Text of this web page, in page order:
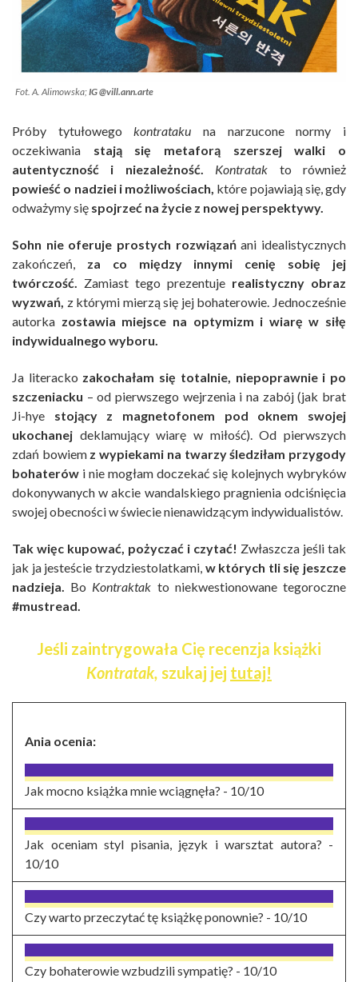
Fot. A. Alimowska;IG @vill.ann.arte
Próby tytułowegokontrataku na narzucone normy i
oczekiwania stają się metaforą szerszej walki o
autentyczność i niezależność. Kontratak to również
powieść o nadziei i możliwościach, które pojawiają się, gdy
odważymy się spojrzeć na życie z nowej perspektywy.
Sohn nie oferuje prostych rozwiązańani idealistycznych
zakończeń, za co między innymi cenię sobię jej
twórczość. Zamiast tego prezentuje realistyczny obraz
wyzwań, z którymi mierzą się jej bohaterowie. Jednocześnie
autorka zostawia miejsce na optymizm i wiarę w siłę
indywidualnego wyboru.
Ja literacko zakochałam się totalnie, niepoprawnie i po
szczeniacku – od pierwszego wejrzenia i na zabój (jak brat
Ji-hye stojący z magnetofonem pod oknem swojej
ukochanej deklamujący wiarę w miłość). Od pierwszych
zdań bowiem z wypiekami na twarzy śledziłam przygody
bohaterów i nie mogłam doczekać się kolejnych wybryków
dokonywanych w akcie wandalskiego pragnienia odciśnięcia
swojej obecności w świecie nienawidzącym indywidualistów.
Tak więc kupować, pożyczać i czytać! Zwłaszcza jeśli tak
jak ja jesteście trzydziestolatkami, w których tli się jeszcze
nadzieja. Bo Kontraktak to niekwestionowane tegoroczne
#mustread.
Jeśli zaintrygowała Cię recenzja książki
Kontratak, szukaj jej tutaj!
Ania ocenia:
Jak mocno książka mnie wciągnęła? - 10/10
Jak oceniam styl pisania, język i warsztat autora? -
10/10
Czy warto przeczytać tę książkę ponownie? - 10/10
Czy bohaterowie wzbudzili sympatię? - 10/10